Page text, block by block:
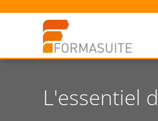
L'essentiel